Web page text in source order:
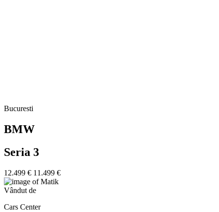
Bucuresti
BMW
Seria 3
12.499 € 11.499 €
Vândut de
Cars Center